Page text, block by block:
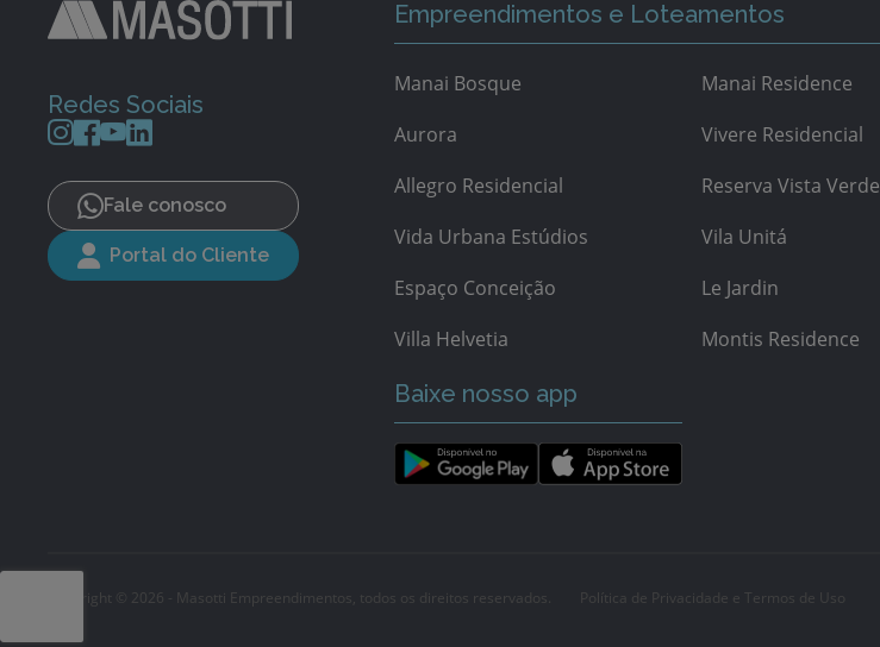
Redes Sociais
Fale conosco
Portal do Cliente
Empreendimentos e Loteamentos
Manai Bosque
Aurora
Allegro Residencial
Vida Urbana Estúdios
Espaço Conceição
Villa Helvetia
Manai Residence
Vivere Residencial
Reserva Vista Verde
Vila Unitá
Le Jardin
Montis Residence
Baixe nosso app
Copyright © 2026 - Masotti Empreendimentos, todos os direitos reservados. Política de Privacidade e Termos de Uso